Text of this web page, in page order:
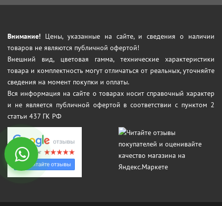
Внимание! Цены, указанные на сайте, и сведения о наличии
товаров не являются публичной офертой!
Внешний вид, цветовая гамма, технические характеристики
товара и комплектность могут отличаться от реальных, уточняйте
сведения на момент покупки и оплаты.
Вся информация на сайте о товарах носит справочный характер
и не является публичной офертой в соответствии с пунктом 2
статьи 437 ГК РФ